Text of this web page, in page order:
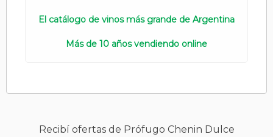
El catálogo de vinos más grande de Argentina
Más de 10 años vendiendo online
Recibí ofertas de Prófugo Chenin Dulce